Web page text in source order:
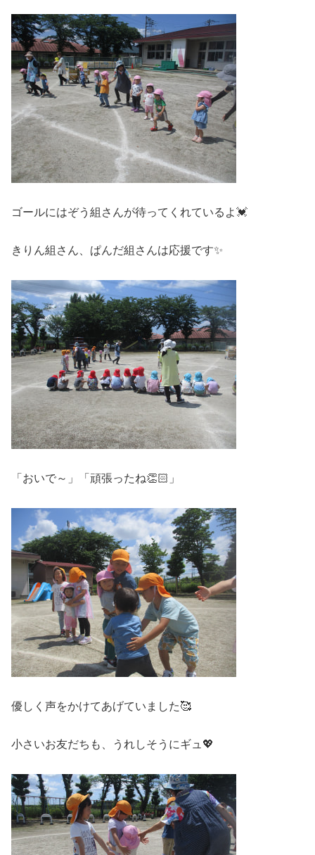
ゴールにはぞう組さんが待ってくれているよ💓
きりん組さん、ぱんだ組さんは応援です✨
「おいで～」「頑張ったね👏🏻」
優しく声をかけてあげていました🥰
小さいお友だちも、うれしそうにギュ💖